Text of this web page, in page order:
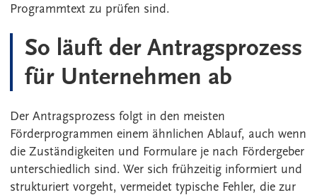
Programmtext zu prüfen sind.
So läuft der Antragsprozess
für Unternehmen ab
Der Antragsprozess folgt in den meisten
Förderprogrammen einem ähnlichen Ablauf, auch wenn
die Zuständigkeiten und Formulare je nach Fördergeber
unterschiedlich sind. Wer sich frühzeitig informiert und
strukturiert vorgeht, vermeidet typische Fehler, die zur